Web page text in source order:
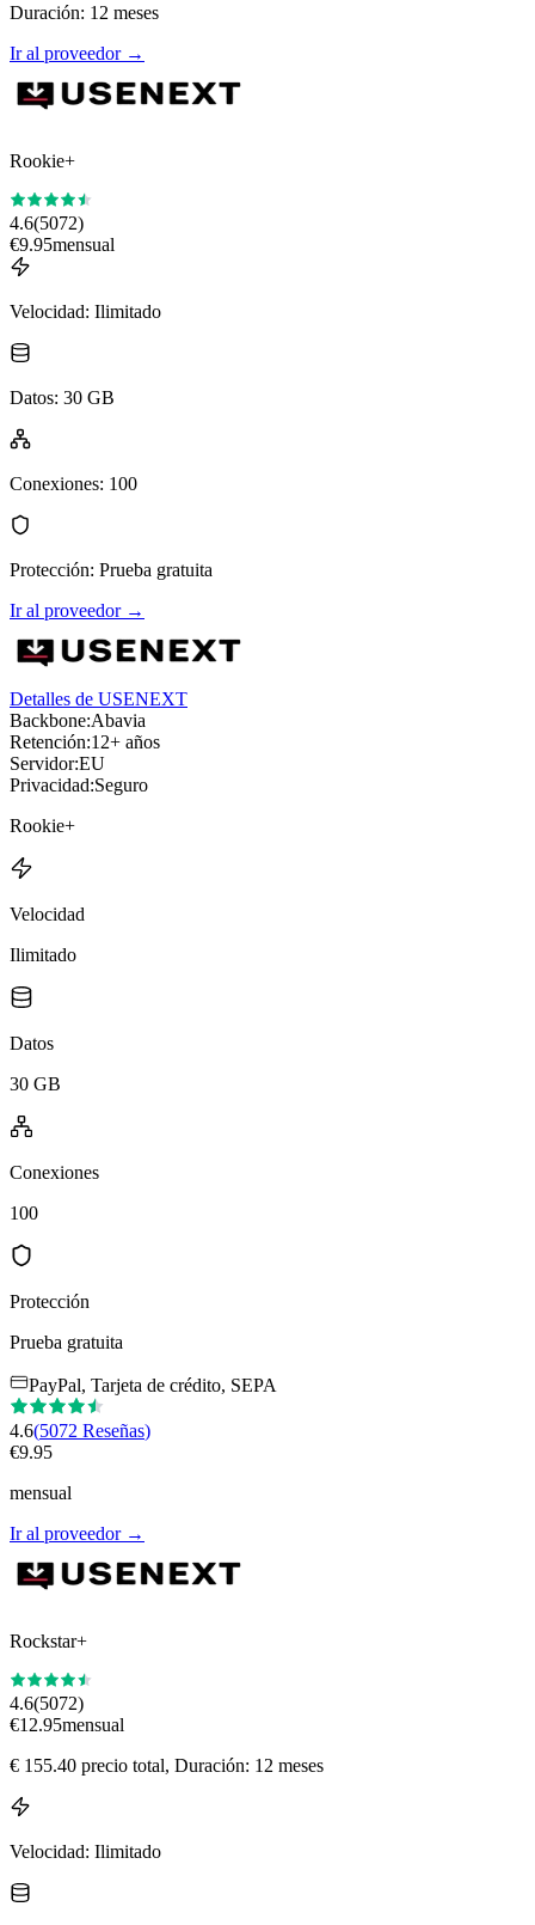
Duración: 12 meses
Ir al proveedor→
Rookie+
4.6(5072)
€9.95mensual
Velocidad: Ilimitado
Datos: 30 GB
Conexiones: 100
Protección: Prueba gratuita
Ir al proveedor→
Detalles de USENEXT
Backbone:Abavia
Retención:12+ años
Servidor:EU
Privacidad:Seguro
Rookie+
Velocidad
Ilimitado
Datos
30 GB
Conexiones
100
Protección
Prueba gratuita
PayPal, Tarjeta de crédito, SEPA
4.6(5072 Reseñas)
€9.95
mensual
Ir al proveedor→
Rockstar+
4.6(5072)
€12.95mensual
€ 155.40 precio total, Duración: 12 meses
Velocidad: Ilimitado